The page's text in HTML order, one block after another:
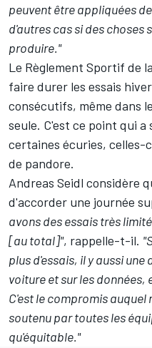
peuvent être appliquées
d'autres cas si des choses
produire."
Le Règlement Sportif de
faire durer les essais
consécutifs, même dans
seule. C'est ce point qui
certaines écuries, celles-
de pandore.
Andreas Seidl considère
d'accorder une journée
avons des essais très
[au total]", rappelle-t-il.
plus d'essais, il y aussi
voiture et sur les
C'est le compromis
soutenu par toutes les
qu'équitable."